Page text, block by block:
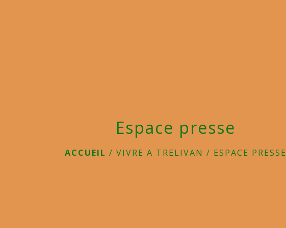
Espace presse
ACCUEIL /VIVRE A TRELIVAN / ESPACE PRESSE